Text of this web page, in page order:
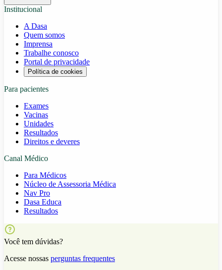
Institucional
A Dasa
Quem somos
Imprensa
Trabalhe conosco
Portal de privacidade
Política de cookies
Para pacientes
Exames
Vacinas
Unidades
Resultados
Direitos e deveres
Canal Médico
Para Médicos
Núcleo de Assessoria Médica
Nav Pro
Dasa Educa
Resultados
Você tem dúvidas?
Acesse nossas perguntas frequentes